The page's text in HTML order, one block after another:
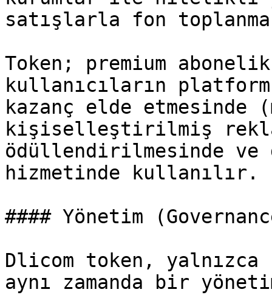
satışlarla fon
Token; premium
kullanıcıların
kazanç elde etmesinde
kişiselleştirilmiş
ödüllendirilmesinde ve
hizmetinde kullanılır.
#### Yönetim
Dlicom token,
aynı zamanda bir